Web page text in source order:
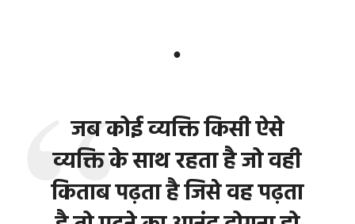
●
जब कोई व्यक्ति किसी ऐसे
व्यक्ति के साथ रहता है जो वही
किताब पढ़ता है जिसे वह पढ़ता